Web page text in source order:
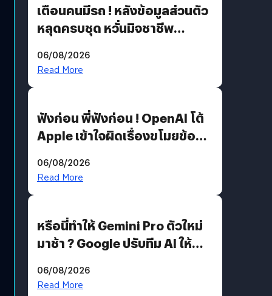
เตือนคนมีรถ ! หลังข้อมูลส่วนตัว
หลุดครบชุด หวั่นมิจชาชีพ
รหัสผ่านหลุด ไม่ใช่แฮ็กเกอร์
06/08/2026
Read More
ฟังก่อน พี่ฟังก่อน ! OpenAI โต้
Apple เข้าใจผิดเรื่องขโมยข้อมูล
06/08/2026
Read More
หรือนี่ทำให้ Gemini Pro ตัวใหม่
มาช้า ? Google ปรับทีม AI ให้
AGI
06/08/2026
Read More